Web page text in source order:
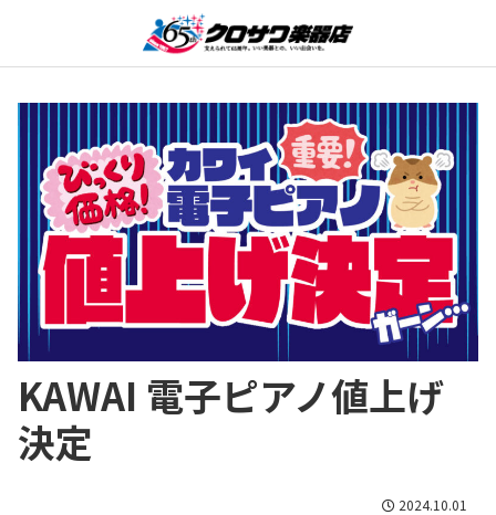
KAWAI 電子ピアノ値上げ
決定
2024.10.01